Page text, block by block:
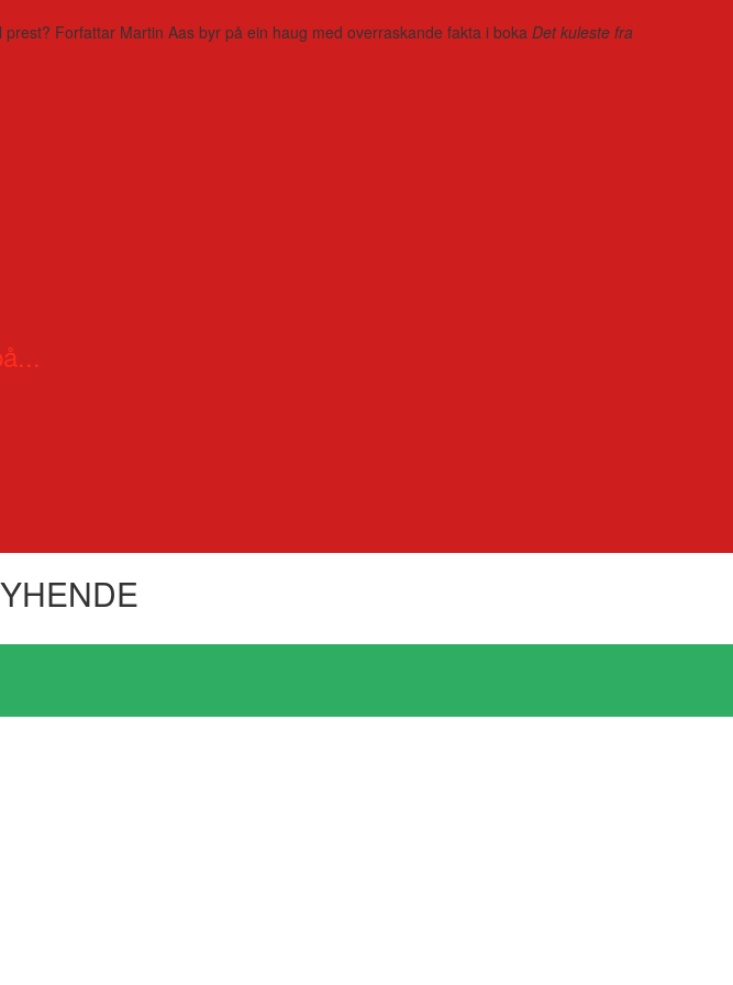
Forfattar Martin Aas byr på ein haug med overraskande fakta i boka Det kuleste fra